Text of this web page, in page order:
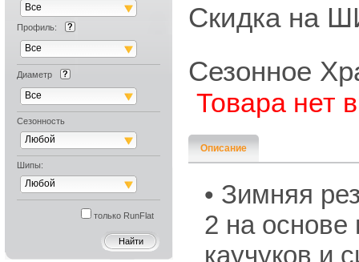
Все
Профиль:
Все
Диаметр
Все
Сезонность
Любой
Шипы:
Любой
только RunFlat
Скидка на
Сезонное
Товара нет
Описание
• Зимняя
2 на основе
каучуков и